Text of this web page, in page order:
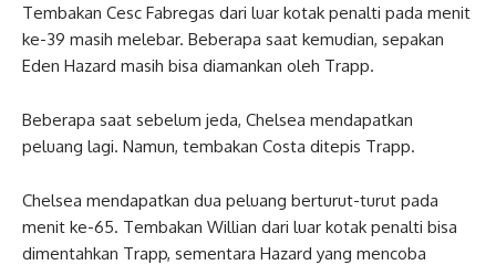
Tembakan Cesc Fabregas dari luar kotak penalti pada menit
ke-39 masih melebar. Beberapa saat kemudian, sepakan
Eden Hazard masih bisa diamankan oleh Trapp.
Beberapa saat sebelum jeda, Chelsea mendapatkan
peluang lagi. Namun, tembakan Costa ditepis Trapp.
Chelsea mendapatkan dua peluang berturut-turut pada
menit ke-65. Tembakan Willian dari luar kotak penalti bisa
dimentahkan Trapp, sementara Hazard yang mencoba